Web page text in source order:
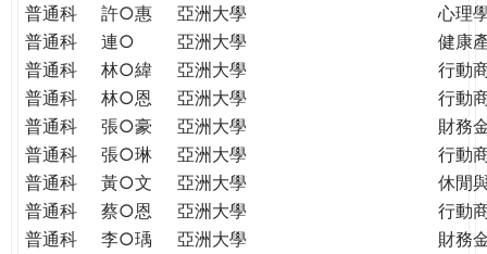
普通科
許○惠 亞洲大學
心理
普通科
連○ 亞洲大學
健康
普通科
林○緯 亞洲大學
行動
普通科
林○恩 亞洲大學
行動
普通科
張○豪 亞洲大學
財務
普通科
張○琳 亞洲大學
行動
普通科
黃○文 亞洲大學
休閒
普通科
蔡○恩 亞洲大學
行動
普通科
李○瑀 亞洲大學
財務